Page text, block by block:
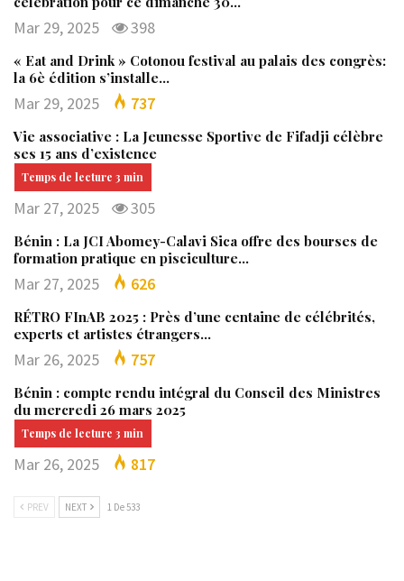
Mar 29, 2025 398
« Eat and Drink » Cotonou festival au palais des congrès:
la 6è édition s’installe…
Mar 29, 2025 737
Vie associative : La Jeunesse Sportive de Fifadji célèbre
ses 15 ans d’existence
Mar 27, 2025 305
Bénin : La JCI Abomey-Calavi Sica offre des bourses de
formation pratique en pisciculture…
Mar 27, 2025 626
RÉTRO FInAB 2025 : Près d’une centaine de célébrités,
experts et artistes étrangers…
Mar 26, 2025 757
Bénin : compte rendu intégral du Conseil des Ministres
du mercredi 26 mars 2025
Mar 26, 2025 817
PREV NEXT 1 De 533